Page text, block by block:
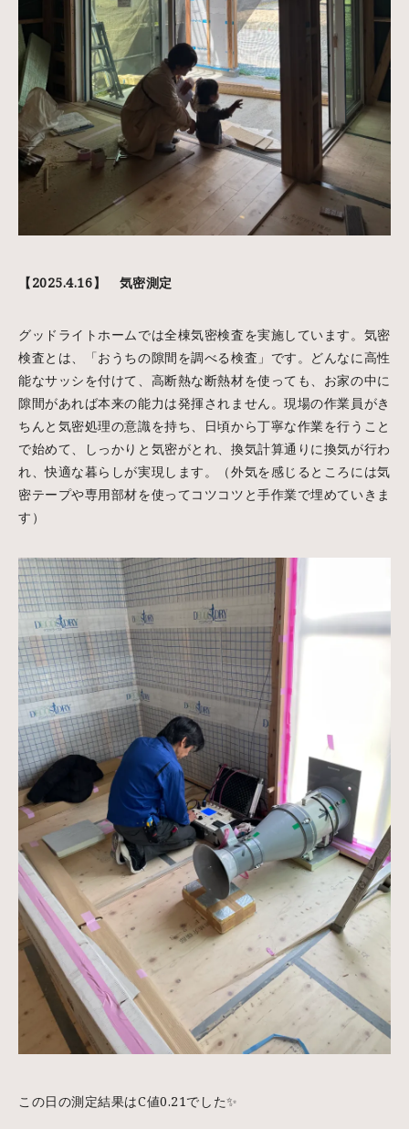
【2025.4.16】 気密測定
グッドライトホームでは全棟気密検査を実施しています。気密
検査とは、「おうちの隙間を調べる検査」です。どんなに高性
能なサッシを付けて、高断熱な断熱材を使っても、お家の中に
隙間があれば本来の能力は発揮されません。現場の作業員がき
ちんと気密処理の意識を持ち、日頃から丁寧な作業を行うこと
で始めて、しっかりと気密がとれ、換気計算通りに換気が行わ
れ、快適な暮らしが実現します。（外気を感じるところには気
密テープや専用部材を使ってコツコツと手作業で埋めていきま
す）
この日の測定結果はC値0.21でした✨